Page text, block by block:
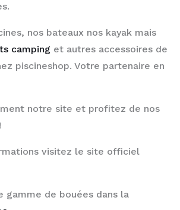
nos bateaux nos kayak mais
camping et autres accessoires de
piscineshop. Votre partenaire en
notre site et profitez de nos
visitez le site officiel
gamme de bouées dans la